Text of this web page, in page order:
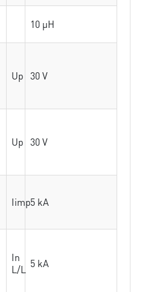
10 µH
Up 30 V
Up 30 V
Iimp5 kA
In
L/L
5 kA